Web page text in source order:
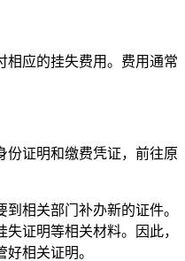
相应的挂失费用。费用通常
份证明和缴费凭证，前往原
相关部门补办新的证件。
证明等相关材料。因此，
相关证明。